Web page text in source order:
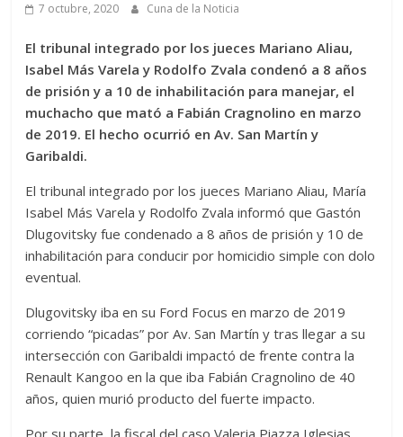
7 octubre, 2020 Cuna de la Noticia
El tribunal integrado por los jueces Mariano Aliau,
Isabel Más Varela y Rodolfo Zvala condenó a 8 años
de prisión y a 10 de inhabilitación para manejar, el
muchacho que mató a Fabián Cragnolino en marzo
de 2019. El hecho ocurrió en Av. San Martín y
Garibaldi.
El tribunal integrado por los jueces Mariano Aliau, María
Isabel Más Varela y Rodolfo Zvala informó que Gastón
Dlugovitsky fue condenado a 8 años de prisión y 10 de
inhabilitación para conducir por homicidio simple con dolo
eventual.
Dlugovitsky iba en su Ford Focus en marzo de 2019
corriendo “picadas” por Av. San Martín y tras llegar a su
intersección con Garibaldi impactó de frente contra la
Renault Kangoo en la que iba Fabián Cragnolino de 40
años, quien murió producto del fuerte impacto.